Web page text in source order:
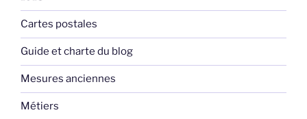
Cartes postales
Guide et charte du blog
Mesures anciennes
Métiers